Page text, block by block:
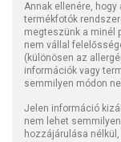
Annak ellenére,
termékfotók
megteszünk a minél
nem vállal
(különösen az
információk vagy
semmilyen módon
Jelen információ
nem lehet
hozzájárulása